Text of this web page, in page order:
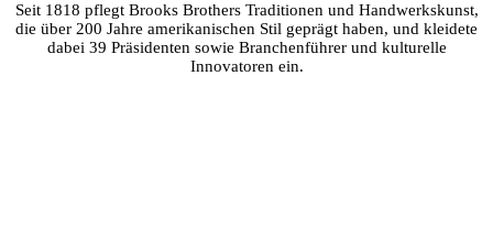
Seit 1818 pflegt Brooks Brothers Traditionen und Handwerkskunst,
die über 200 Jahre amerikanischen Stil geprägt haben, und kleidete
dabei 39 Präsidenten sowie Branchenführer und kulturelle
Innovatoren ein.